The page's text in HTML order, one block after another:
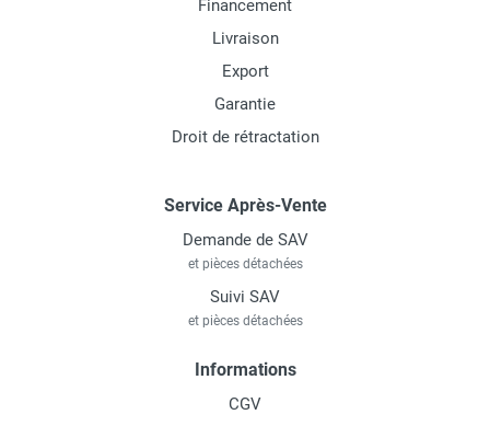
Financement
Livraison
Export
Garantie
Droit de rétractation
Service Après-Vente
Demande de SAV
et pièces détachées
Suivi SAV
et pièces détachées
Informations
CGV